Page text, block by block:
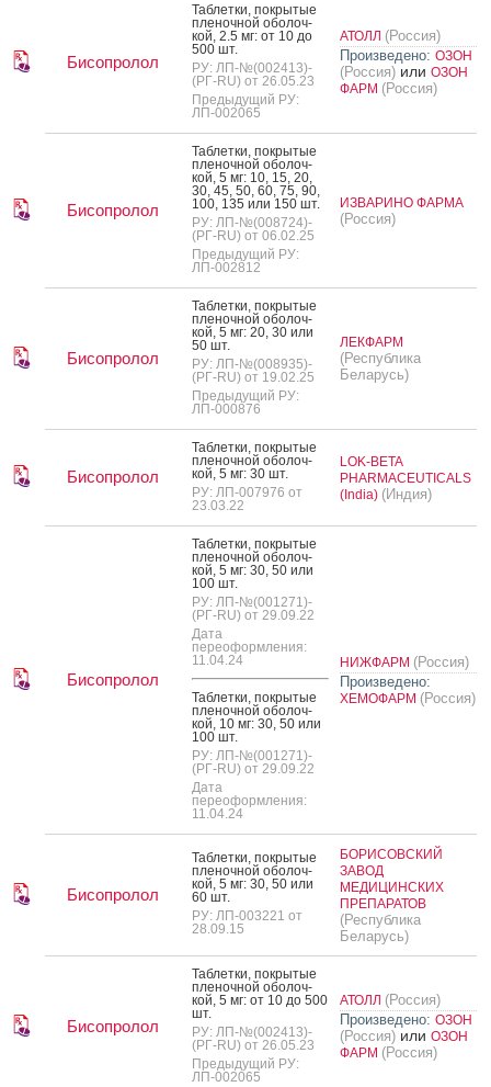
Бисопролол
Таб­летки, пок­ры­тые
пле­ноч­ной обо­лоч­
кой, 2.5 мг: от 10 до
500 шт.
РУ: ЛП-№(002413)-
(РГ-RU) от 26.05.23
Предыдущий РУ:
ЛП-002065
АТОЛЛ (Россия)
Произведено: ОЗОН
(Россия) или ОЗОН
ФАРМ (Россия)
Бисопролол
Таб­летки, пок­ры­тые
пле­ноч­ной обо­лоч­
кой, 5 мг: 10, 15, 20,
30, 45, 50, 60, 75, 90,
100, 135 или 150 шт.
РУ: ЛП-№(008724)-
(РГ-RU) от 06.02.25
Предыдущий РУ:
ЛП-002812
ИЗВАРИНО ФАРМА
(Россия)
Бисопролол
Таб­летки, пок­ры­тые
пле­ноч­ной обо­лоч­
кой, 5 мг: 20, 30 или
50 шт.
РУ: ЛП-№(008935)-
(РГ-RU) от 19.02.25
Предыдущий РУ:
ЛП-000876
ЛЕКФАРМ
(Республика
Беларусь)
Бисопролол
Таб­летки, пок­ры­тые
пле­ноч­ной обо­лоч­
кой, 5 мг: 30 шт.
РУ: ЛП-007976 от
23.03.22
LOK-BETA
PHARMACEUTICALS
(India) (Индия)
Бисопролол
Таб­летки, пок­ры­тые
пле­ноч­ной обо­лоч­
кой, 5 мг: 30, 50 или
100 шт.
РУ: ЛП-№(001271)-
(РГ-RU) от 29.09.22
Дата
переоформления:
11.04.24
Таб­летки, пок­ры­тые
пле­ноч­ной обо­лоч­
кой, 10 мг: 30, 50 или
100 шт.
РУ: ЛП-№(001271)-
(РГ-RU) от 29.09.22
Дата
переоформления:
11.04.24
НИЖФАРМ (Россия)
Произведено:
ХЕМОФАРМ (Россия)
Бисопролол
Таб­летки, пок­ры­тые
пле­ноч­ной обо­лоч­
кой, 5 мг: 30, 50 или
60 шт.
РУ: ЛП-003221 от
28.09.15
БОРИСОВСКИЙ
ЗАВОД
МЕДИЦИНСКИХ
ПРЕПАРАТОВ
(Республика
Беларусь)
Бисопролол
Таб­летки, пок­ры­тые
пле­ноч­ной обо­лоч­
кой, 5 мг: от 10 до 500
шт.
РУ: ЛП-№(002413)-
(РГ-RU) от 26.05.23
Предыдущий РУ:
ЛП-002065
АТОЛЛ (Россия)
Произведено: ОЗОН
(Россия) или ОЗОН
ФАРМ (Россия)